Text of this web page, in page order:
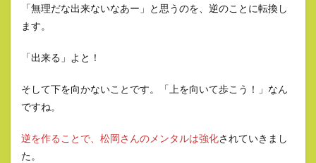
「無理だな出来ないなあー」と思うのを、逆のことに転換し
ます。
「出来る」よと！
そして下を向かないことです。「上を向いて歩こう！」なん
ですね。
逆を作ることで、松岡さんのメンタルは強化されていきまし
た。